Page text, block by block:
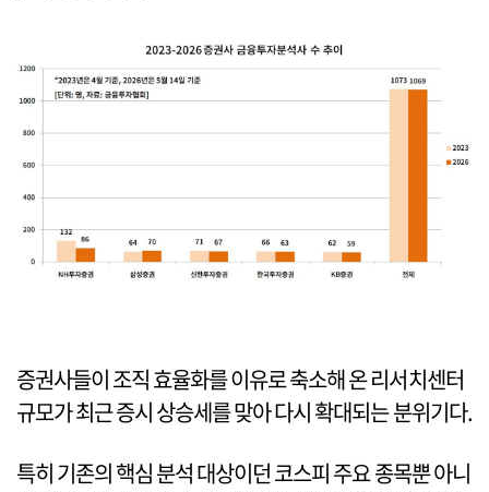
증권사들이 조직 효율화를 이유로 축소해 온 리서치센터
규모가 최근 증시 상승세를 맞아 다시 확대되는 분위기다.
특히 기존의 핵심 분석 대상이던 코스피 주요 종목뿐 아니